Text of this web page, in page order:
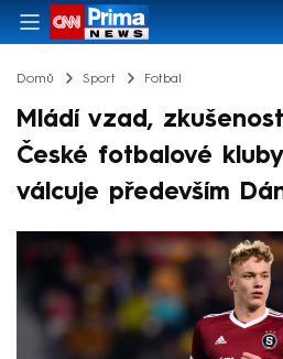
Domů Sport Fotbal
Mládí vzad,
České fotbalové
válcuje především